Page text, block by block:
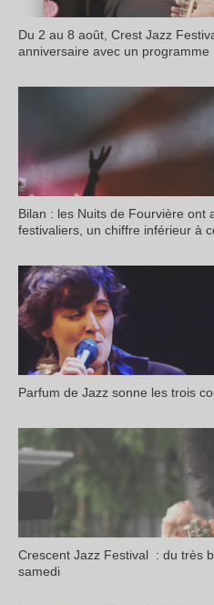
Du 2 au 8 août, Crest Jazz
anniversaire avec un programme
Bilan : les Nuits de Fourvière ont
festivaliers, un chiffre inférieur à
Parfum de Jazz sonne les trois
Crescent Jazz Festival : du très
samedi